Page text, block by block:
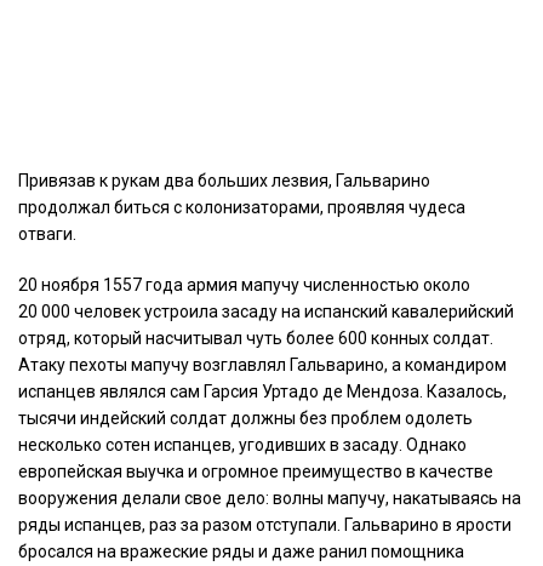
Привязав к рукам два больших лезвия, Гальварино
продолжал биться с колонизаторами, проявляя чудеса
отваги.
20 ноября 1557 года армия мапучу численностью около
20 000 человек устроила засаду на испанский кавалерийский
отряд, который насчитывал чуть более 600 конных солдат.
Атаку пехоты мапучу возглавлял Гальварино, а командиром
испанцев являлся сам Гарсия Уртадо де Мендоза. Казалось,
тысячи индейский солдат должны без проблем одолеть
несколько сотен испанцев, угодивших в засаду. Однако
европейская выучка и огромное преимущество в качестве
вооружения делали свое дело: волны мапучу, накатываясь на
ряды испанцев, раз за разом отступали. Гальварино в ярости
бросался на вражеские ряды и даже ранил помощника